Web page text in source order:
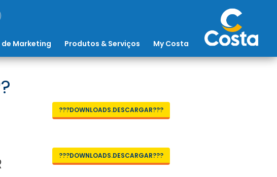
Marketing Produtos & Serviços My Costa
???DOWNLOADS.DESCARGAR???
???DOWNLOADS.DESCARGAR???